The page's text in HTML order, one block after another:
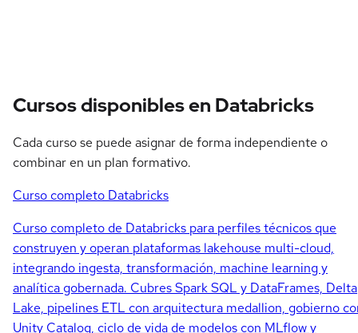
Cursos disponibles en Databricks
Cada curso se puede asignar de forma independiente o
combinar en un plan formativo.
Curso completo Databricks
Curso completo de Databricks para perfiles técnicos que
construyen y operan plataformas lakehouse multi-cloud,
integrando ingesta, transformación, machine learning y
analítica gobernada. Cubres Spark SQL y DataFrames, Delta
Lake, pipelines ETL con arquitectura medallion, gobierno
Unity Catalog, ciclo de vida de modelos con MLflow y